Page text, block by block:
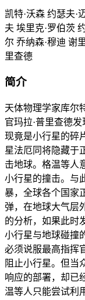
凯特·沃森 约瑟夫·
夫 埃里克·罗伯茨
尔 乔纳森·穆迪 谢
里查德
简介
天体物理学家库尔
官玛拉·普里查德
现竟是小行星的碎
星法厄同将隐藏于
击地球。格温等人
小行星的撞击。与
暴，全球各个国家
弹，在地球大气层
的分析，如果此时
小行星与地球碰撞
必须说服最高指挥
阻止小行星。但当
响应的部署，却已
温等人只能尝试利